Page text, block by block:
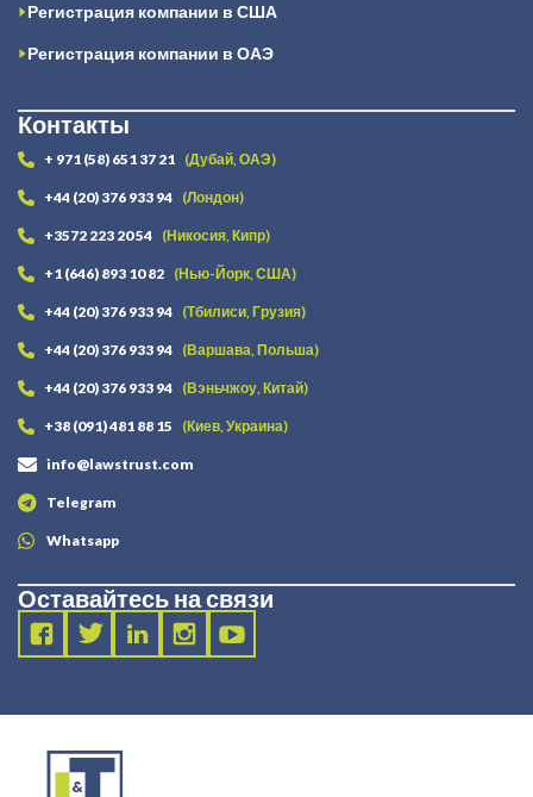
Регистрация компании в США
Регистрация компании в ОАЭ
Контакты
+ 971 (58) 651 37 21 (Дубай, ОАЭ)
+44 (20) 376 933 94 (Лондон)
+3572 223 20 54 (Никосия, Кипр)
+1 (646) 893 10 82 (Нью-Йорк, США)
+44 (20) 376 933 94 (Тбилиси, Грузия)
+44 (20) 376 933 94 (Варшава, Польша)
+44 (20) 376 933 94 (Вэньчжоу, Китай)
+38 (091) 481 88 15 (Киев, Украина)
info@lawstrust.com
Telegram
Whatsapp
Оставайтесь на связи